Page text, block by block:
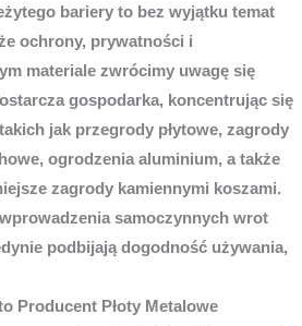
bariery to bez wyjątku temat
ochrony, prywatności i
materiale zwrócimy uwagę się
gospodarka, koncentrując się
jak przegrody płytowe, zagrody
ogrodzenia aluminium, a także
zagrody kamiennymi koszami.
samoczynnych wrot
podbijają dogodność używania,
Producent Płoty Metalowe